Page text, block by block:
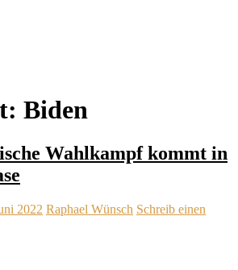
Biden
Wahlkampf kommt in
2022 Raphael Wünsch Schreib einen